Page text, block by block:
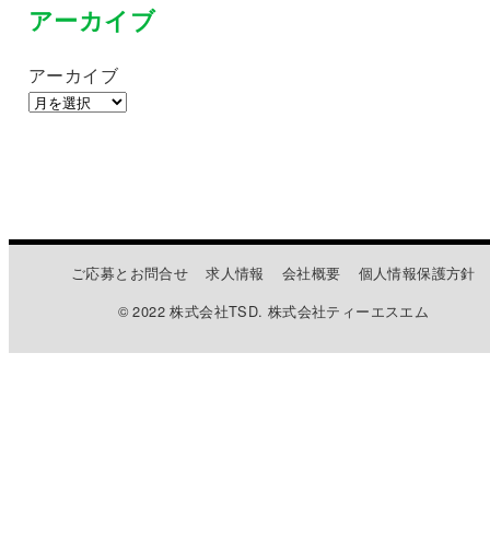
アーカイブ
アーカイブ
ご応募とお問合せ 求人情報 会社概要
個人情報保護方針
© 2022 株式会社TSD. 株式会社ティーエスエム